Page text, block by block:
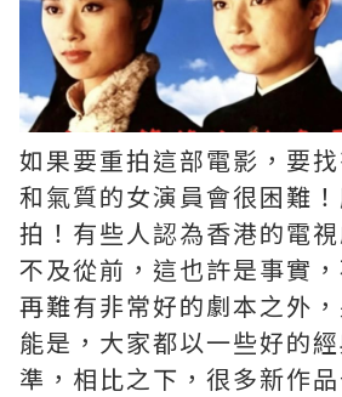
如果要重拍這部電影，要
和氣質的女演員會很困難
拍！有些人認為香港的電
不及從前，這也許是事實
再難有非常好的劇本之外
能是，大家都以一些好的
準，相比之下，很多新作品